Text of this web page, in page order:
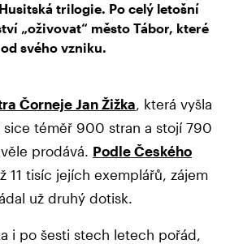
trilogie. Po celý letošní
„oživovat“ město Tábor, které
svého vzniku.
Čorneje Jan Žižka, která vyšla
sice téměř 900 stran a stojí 790
prodává. Podle Českého
11 tisíc jejích exemplářů, zájem
už druhý dotisk.
i po šesti stech letech pořád,